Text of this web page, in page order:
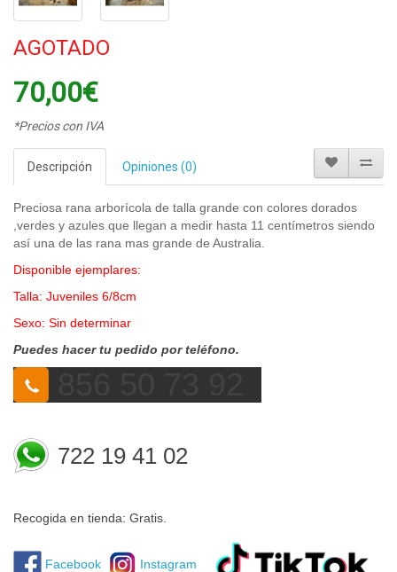
AGOTADO
70,00€
*Precios con IVA
Descripción Opiniones (0)
Preciosa rana arborícola de talla grande con colores dorados
,verdes y azules que llegan a medir hasta 11 centímetros siendo
así una de las rana mas grande de Australia.
Disponible ejemplares:
Talla: Juveniles 6/8cm
Sexo: Sin determinar
Puedes hacer tu pedido por teléfono.
722 19 41 02
Recogida en tienda: Gratis.
Facebook Instagram